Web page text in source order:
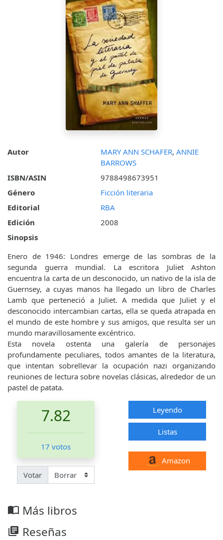
Autor MARY ANN SCHAFER, ANNIE
BARROWS
ISBN/ASIN
9788498673951
Género
Ficción literaria
Editorial
RBA
Edición
2008
Sinopsis
Enero de 1946: Londres emerge de las sombras de la
segunda guerra mundial. La escritora Juliet Ashton
encuentra la carta de un desconocido, un nativo de la isla de
Guernsey, a cuyas manos ha llegado un libro de Charles
Lamb que perteneció a Juliet. A medida que Juliet y el
desconocido intercambian cartas, ella se queda atrapada en
el mundo de este hombre y sus amigos, que resulta ser un
mundo maravillosamente excéntrico.
Esta novela ostenta una galería de personajes
profundamente peculiares, todos amantes de la literatura,
que intentan sobrellevar la ocupación nazi organizando
reuniones de lectura sobre novelas clásicas, alrededor de un
pastel de patata.
7.82
17 votos
Votar
Leyendo
Listas
Amazon
import_contacts Más libros
library_books Reseñas